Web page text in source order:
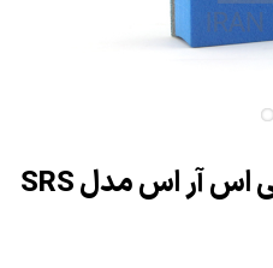
پد ابری اجرای سرامیك آبی اس آر اس مدل SRS